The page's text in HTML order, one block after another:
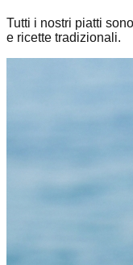
Tutti i nostri piatti
e ricette tradizionali.